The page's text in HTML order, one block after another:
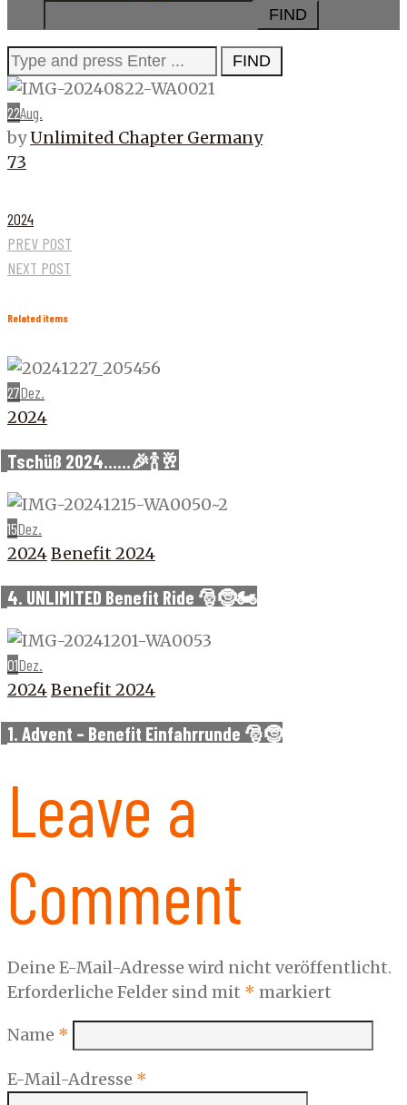
for:
Search
for:
22Aug.
byUnlimited Chapter Germany
73
2024
PREV POST
NEXT POST
Related items
27Dez.
2024
Tschüß 2024……🎉🍾🥂
15Dez.
2024Benefit 2024
4. UNLIMITED Benefit Ride 🎅🤶🏍️
01Dez.
2024Benefit 2024
1. Advent – Benefit Einfahrrunde 🎅🤶
Leave a
Comment
Deine E-Mail-Adresse wird nicht veröffentlicht.
Erforderliche Felder sind mit * markiert
Name *
E-Mail-Adresse *